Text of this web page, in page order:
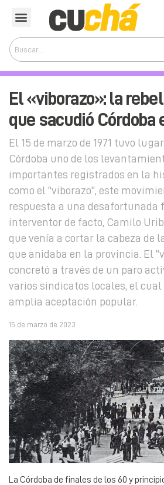
El «viborazo»: la
que sacudió Córdoba
El 15 de marzo de 1971 tuvo
Córdoba uno de los
importantes registrados en la
como el "viborazo", este
respuesta a una desafortunada
interventor de facto, Camilo
que venía a cortar la cabeza de
que anidaba en la provincia. El
concretó a través de un paro
varios sindicatos locales, el cual
amplia aceptación popular.
15 de marzo de 2023
La Córdoba de finales de los 60 y